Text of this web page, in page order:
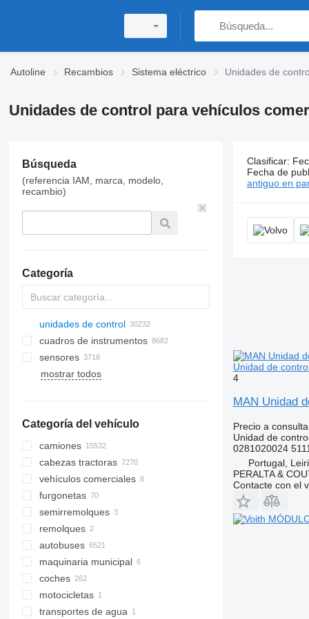
Autoline Recambios Sistema eléctrico Unidades de
Unidades de control para vehículos
Búsqueda
(referencia IAM, marca, modelo,
recambio)
Categoría
unidades de control
cuadros de instrumentos
sensores
mostrar todos
Categoría del vehículo
camiones
cabezas tractoras
vehículos comerciales
furgonetas
semirremolques
remolques
autobuses
maquinaria municipal
maquinaria de limpieza viaria
barredoras
esparcidores de arena
vehículos municipales
camiones de basura
coches
motocicletas
transportes de agua
30234
Precio: Gs.
Clasificar:
Fecha de
antiguo en
Unidad de
4
MAN Unidad
Precio a
Unidad de
0281020024
Portugal,
PERALTA &
Contacte con el